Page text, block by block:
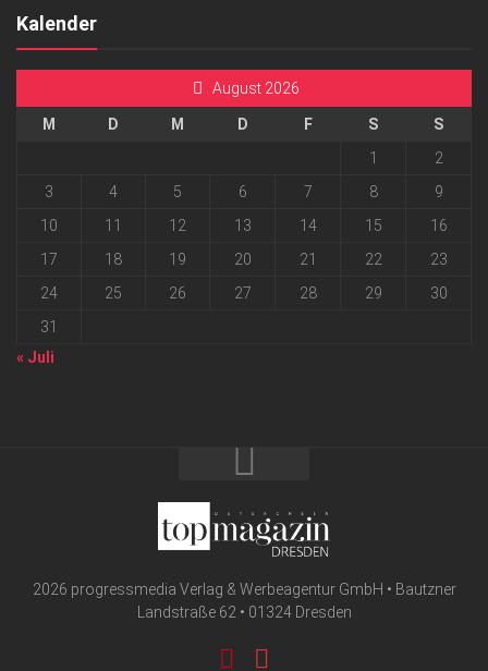
Kalender
August 2026
M D M D F S
S
1
2
3
4 5 6 7 8
9
10
11 12 13 14 15
16
17
18 19 20 21 22
23
24
25 26 27 28 29
30
31
« Juli
2026 progressmedia Verlag & Werbeagentur GmbH • Bautzner
Landstraße 62 • 01324 Dresden